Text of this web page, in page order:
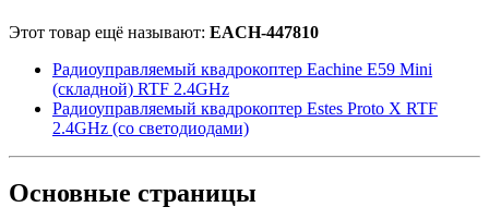
Этот товар ещё называют: EACH-447810
Радиоуправляемый квадрокоптер Eachine E59 Mini
(складной) RTF 2.4GHz
Радиоуправляемый квадрокоптер Estes Proto X RTF
2.4GHz (со светодиодами)
Основные страницы